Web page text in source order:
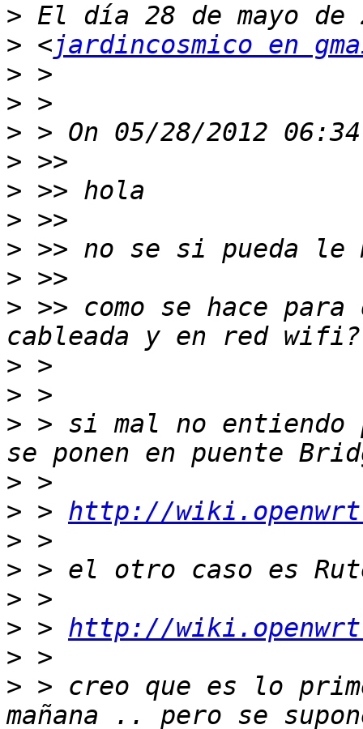
>
> <jardincosmico en
>
>
>
>
>
>
>
>
> >> como se hace
>
>
> > si mal no entiendo
>
> > http://
>
>
>
> > http://
>
> > creo que es lo